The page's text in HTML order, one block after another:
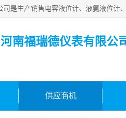
河南福瑞德仪表有限公
供应商机